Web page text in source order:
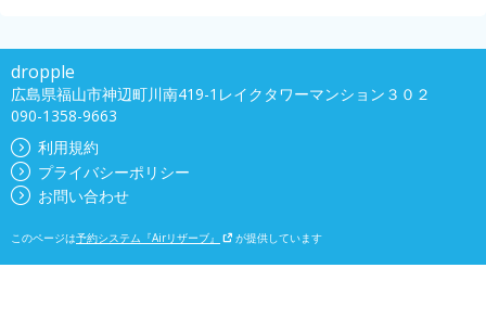
dropple
広島県福山市神辺町川南419-1レイクタワーマンション３０２
090-1358-9663
利用規約
プライバシーポリシー
お問い合わせ
このページは予約システム『Airリザーブ』 が提供しています